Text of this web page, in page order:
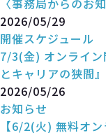
〈事務局からのお
2026/05/29
開催スケジュール
7/3(金) オンライ
とキャリアの狭間』
2026/05/26
お知らせ
【6/2(火) 無料オ